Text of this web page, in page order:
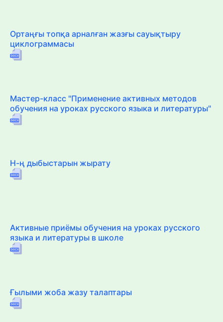
Ортаңғы топқа арналған жазғы сауықтыру
циклограммасы
Мастер-класс "Применение активных методов
обучения на уроках русского языка и литературы"
Н-ң дыбыстарын жырату
Активные приёмы обучения на уроках русского
языка и литературы в школе
Ғылыми жоба жазу талаптары